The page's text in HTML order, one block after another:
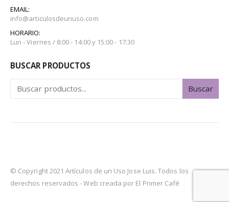
EMAIL:
info@articulosdeunuso.com
HORARIO:
Lun - Viernes / 8:00 - 14:00 y 15:00 - 17:30
BUSCAR PRODUCTOS
Buscar
© Copyright 2021 Artículos de un Uso Jose Luis. Todos los
derechos reservados -Web creada por El Primer Café